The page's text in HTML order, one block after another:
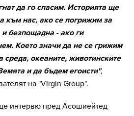
да го спасим. Историята ще
към нас, ако се погрижим за
и безпощадна - ако ги
Което значи да не се грижим
среда, океаните, животинските
и да бъдем егоисти",
на "Virgin Group".
интервю пред Асошиейтед